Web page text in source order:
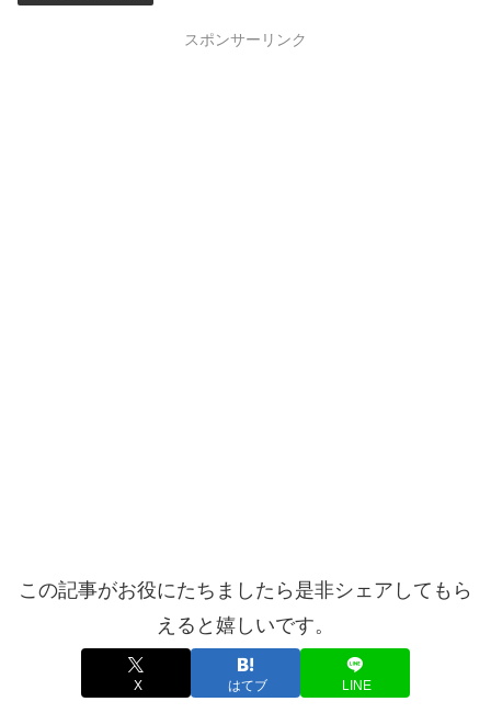
スポンサーリンク
この記事がお役にたちましたら是非シェアしてもら
えると嬉しいです。
X はてブ LINE